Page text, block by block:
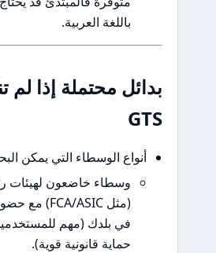
محتملة إذا لم تناسبك
الوسطاء التي يمكن البحث عنها كبدائل:
وسطاء خاضعون لهيئات رقابية صارمة
(مثل FCA/ASIC) مع حضور قانوني واضح
في بلدك (مهم للمستخدمين الذين يريدون
حماية قانونية قوية).